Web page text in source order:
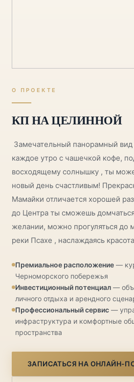
О ПРОЕКТЕ
КП НА ЦЕЛИННОЙ
Замечательный панорамный вид
каждое утро с чашечкой кофе,
восходящему солнышку , ты
новый день счастливым!
Мамайки отличается хорошей
до Центра ты сможешь
желании, можно прогуляться до
реки Псахе , наслаждаясь
Премиальное расположение —
Черноморского побережья
Инвестиционный потенциал —
личного отдыха и арендного
Профессиональный сервис —
инфраструктура и комфортные
пространства
ЗАПИСАТЬСЯ НА ОНЛАЙН-